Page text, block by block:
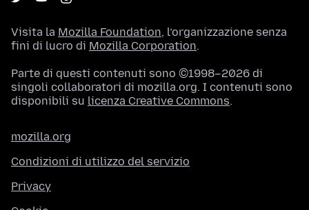
Visita la Mozilla Foundation, l’organizzazione senza
fini di lucro di Mozilla Corporation.
Parte di questi contenuti sono ©1998–2026 di
singoli collaboratori di mozilla.org. I contenuti sono
disponibili su licenza Creative Commons.
mozilla.org
Condizioni di utilizzo del servizio
Privacy